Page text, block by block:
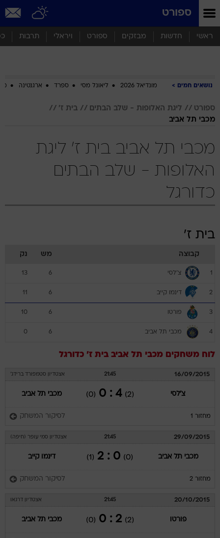
ספורט
ראשי חדשות מבזקים ספורט ויראלי תרבות
נושאים חמים מונדיאל 2026 ליאונל מסי ספרד ארגנטינה
ספורט ליגת האלופות - שלב הבתים
בית ז'
מכבי תל אביב
מכבי תל אביב בית ז' ליגת
האלופות - שלב הבתים
כדורגל
בית ז'
קבוצה מש נק
1 צ'לסי 6
13
2 דינמו קייב 6
11
3 פורטו 6
10
4 מכבי תל אביב 6
0
לוח משחקים מכבי תל אביב בית ז' כדורגל
16/09/2015
21:45 אצטדיון סטמפורד ברידג'
צ'לסי (2)
4 : 0
(0) מכבי תל אביב
מחזור 1 לסיקור המשחק
29/09/2015
21:45 אצטדיון סמי עופר (חיפה)
מכבי תל אביב (0)
0 : 2
(1) דינמו קייב
מחזור 2 לסיקור המשחק
20/10/2015
21:45 אצטדיון דרגאו
פורטו (2)
2 : 0
(0) מכבי תל אביב